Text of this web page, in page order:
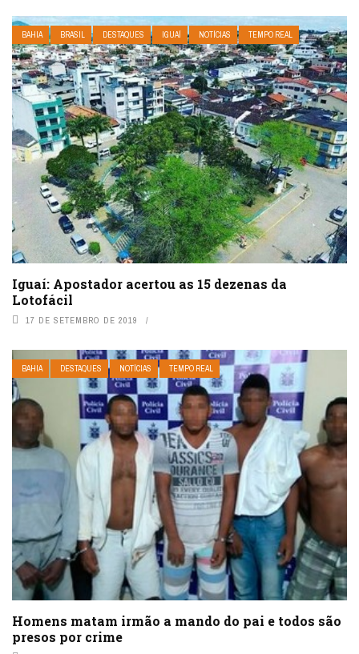
BAHIA BRASIL DESTAQUES IGUAÍ NOTÍCIAS TEMPO REAL
Iguaí: Apostador acertou as 15 dezenas da
Lotofácil
17 DE SETEMBRO DE 2019
BAHIA DESTAQUES NOTÍCIAS TEMPO REAL
Homens matam irmão a mando do pai e todos são
presos por crime